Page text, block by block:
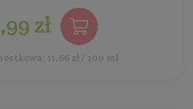
zł
11,66 zł / 100 ml